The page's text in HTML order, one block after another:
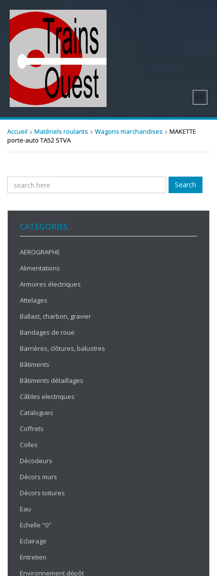
Accueil Matériels roulants Wagons marchandises
MAKETTE
porte-auto TA52 STVA
Search
CATÉGORIES
AEROGRAPHE
Alimentations
Armoires électriques
Attelages
Ballast, charbon, gravier
Bandages de roue
Barrières, clôtures, balustres
Bâtiments
Bâtiments détaillages
Câbles electriques
Catalogues
Coffrets
Colles
Décodeurs
Décors murs
Décors toitures
Eau
Echelle "0"
Eclairage
Entretien
Environnement dépôt